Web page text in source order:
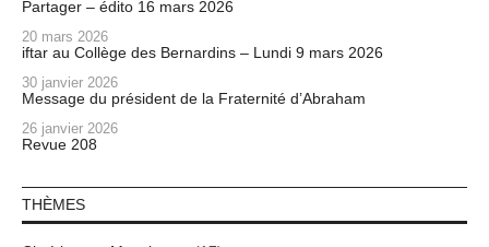
Partager – édito 16 mars 2026
20 mars 2026
iftar au Collège des Bernardins – Lundi 9 mars 2026
30 janvier 2026
Message du président de la Fraternité d’Abraham
26 janvier 2026
Revue 208
THÈMES